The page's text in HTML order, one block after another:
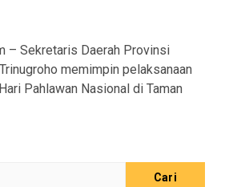
– Sekretaris Daerah Provinsi
memimpin pelaksanaan
Pahlawan Nasional di Taman